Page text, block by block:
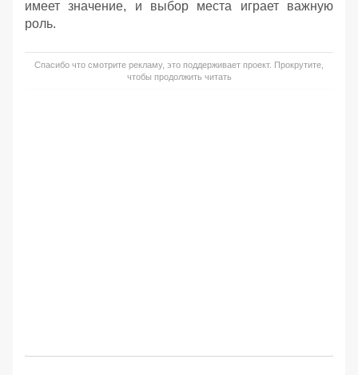
имеет значение, и выбор места играет важную
роль.
Спасибо что смотрите рекламу, это поддерживает проект. Прокрутите,
чтобы продолжить читать